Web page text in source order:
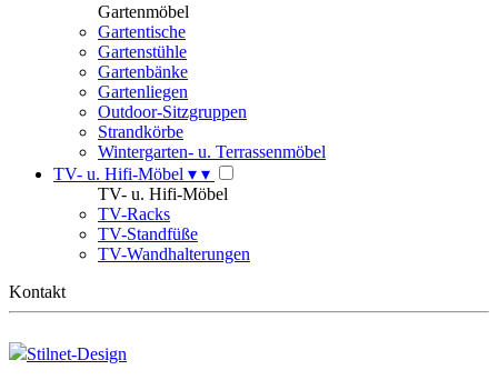
Gartenmöbel
Gartentische
Gartenstühle
Gartenbänke
Gartenliegen
Outdoor-Sitzgruppen
Strandkörbe
Wintergarten- u. Terrassenmöbel
TV- u. Hifi-Möbel ▾ ▾
TV- u. Hifi-Möbel
TV-Racks
TV-Standfüße
TV-Wandhalterungen
Kontakt
Stilnet-Design